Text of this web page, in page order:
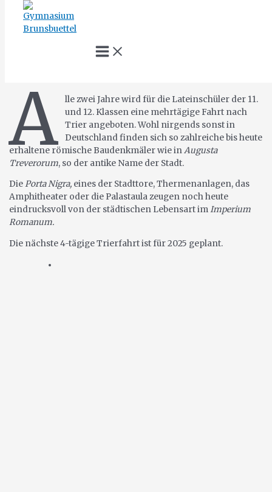
Inhalt
springen
Main
Menu
A
lle zwei Jahre wird für die Lateinschüler der 11.
und 12. Klassen eine mehrtägige Fahrt nach
Trier angeboten. Wohl nirgends sonst in
Deutschland finden sich so zahlreiche bis heute
erhaltene römische Baudenkmäler wie inAugusta
Treverorum, so der antike Name der Stadt.
DiePorta Nigra, eines der Stadttore, Thermenanlagen, das
Amphitheater oder die Palastaula zeugen noch heute
eindrucksvoll von der städtischen Lebensart imImperium
Romanum.
Die nächste 4-tägige Trierfahrt ist für 2025 geplant.